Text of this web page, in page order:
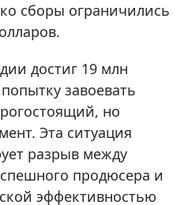
сборы ограничились
достиг 19 млн
завоевать
но
Эта ситуация
разрыв между
продюсера и
эффективностью